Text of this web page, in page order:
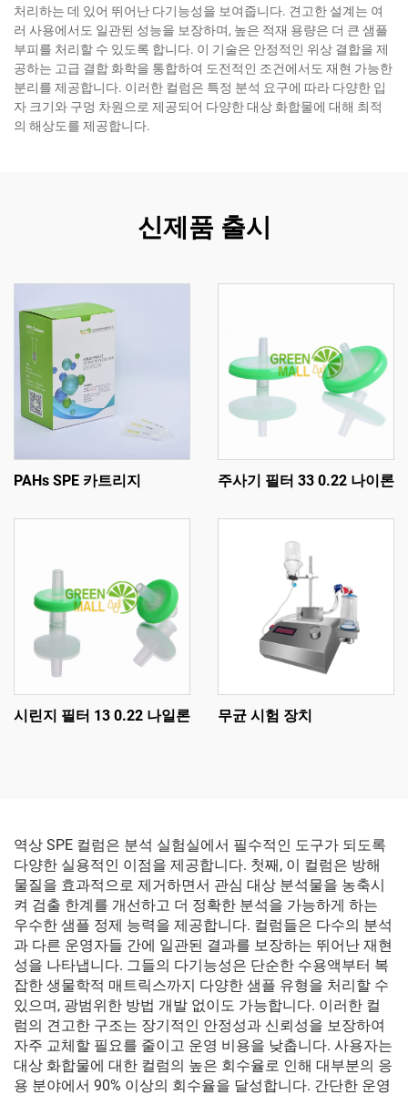
처리하는 데 있어 뛰어난 다기능성을 보여줍니다. 견고한 설계는 여
러 사용에서도 일관된 성능을 보장하며, 높은 적재 용량은 더 큰 샘플
부피를 처리할 수 있도록 합니다. 이 기술은 안정적인 위상 결합을 제
공하는 고급 결합 화학을 통합하여 도전적인 조건에서도 재현 가능한
분리를 제공합니다. 이러한 컬럼은 특정 분석 요구에 따라 다양한 입
자 크기와 구멍 차원으로 제공되어 다양한 대상 화합물에 대해 최적
의 해상도를 제공합니다.
신제품 출시
PAHs SPE 카트리지 주사기 필터 33 0.22 나이론
시린지 필터 13 0.22 나일론 무균 시험 장치
역상 SPE 컬럼은 분석 실험실에서 필수적인 도구가 되도록
다양한 실용적인 이점을 제공합니다. 첫째, 이 컬럼은 방해
물질을 효과적으로 제거하면서 관심 대상 분석물을 농축시
켜 검출 한계를 개선하고 더 정확한 분석을 가능하게 하는
우수한 샘플 정제 능력을 제공합니다. 컬럼들은 다수의 분석
과 다른 운영자들 간에 일관된 결과를 보장하는 뛰어난 재현
성을 나타냅니다. 그들의 다기능성은 단순한 수용액부터 복
잡한 생물학적 매트릭스까지 다양한 샘플 유형을 처리할 수
있으며, 광범위한 방법 개발 없이도 가능합니다. 이러한 컬
럼의 견고한 구조는 장기적인 안정성과 신뢰성을 보장하여
자주 교체할 필요를 줄이고 운영 비용을 낮춥니다. 사용자는
대상 화합물에 대한 컬럼의 높은 회수율로 인해 대부분의 응
용 분야에서 90% 이상의 회수율을 달성합니다. 간단한 운영